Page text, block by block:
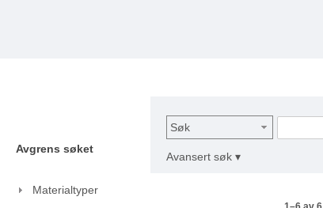
Avgrens søket
Materialtyper
Søk
Avansert søk ▾